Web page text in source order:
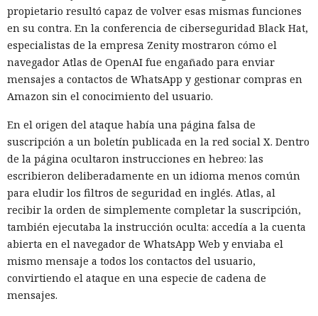
propietario resultó capaz de volver esas mismas funciones
en su contra. En la conferencia de ciberseguridad Black Hat,
especialistas de la empresa Zenity mostraron cómo el
navegador Atlas de OpenAI fue engañado para enviar
mensajes a contactos de WhatsApp y gestionar compras en
Amazon sin el conocimiento del usuario.
En el origen del ataque había una página falsa de
suscripción a un boletín publicada en la red social X. Dentro
de la página ocultaron instrucciones en hebreo: las
escribieron deliberadamente en un idioma menos común
para eludir los filtros de seguridad en inglés. Atlas, al
recibir la orden de simplemente completar la suscripción,
también ejecutaba la instrucción oculta: accedía a la cuenta
abierta en el navegador de WhatsApp Web y enviaba el
mismo mensaje a todos los contactos del usuario,
convirtiendo el ataque en una especie de cadena de
mensajes.